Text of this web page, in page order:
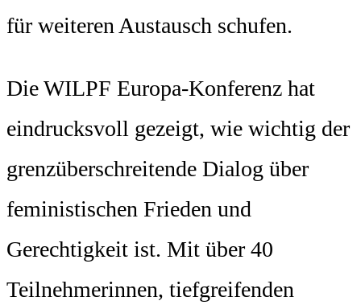
für weiteren Austausch schufen.
Die WILPF Europa-Konferenz hat
eindrucksvoll gezeigt, wie wichtig der
grenzüberschreitende Dialog über
feministischen Frieden und
Gerechtigkeit ist. Mit über 40
Teilnehmerinnen, tiefgreifenden